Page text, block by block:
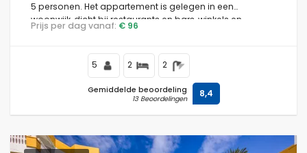
5 personen. Het appartement is gelegen in een
woonwijk, dicht bij restaurants en bars, winkels en
supermarkten, en op 500 m van het strand.
Prijs per dag vanaf: € 96
5 2 2
Gemiddelde beoordeling
13 Beoordelingen 8,4